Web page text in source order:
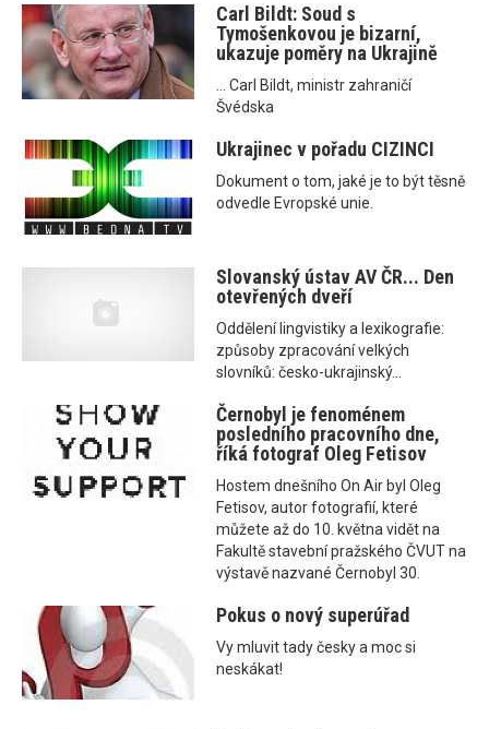
Carl Bildt: Soud s
Tymošenkovou je bizarní,
ukazuje poměry na Ukrajině
... Carl Bildt, ministr zahraničí
Švédska
Ukrajinec v pořadu CIZINCI
Dokument o tom, jaké je to být těsně
odvedle Evropské unie.
Slovanský ústav AV ČR... Den
otevřených dveří
Oddělení lingvistiky a lexikografie:
způsoby zpracování velkých
slovníků: česko-ukrajinský...
Černobyl je fenoménem
posledního pracovního dne,
říká fotograf Oleg Fetisov
Hostem dnešního On Air byl Oleg
Fetisov, autor fotografií, které
můžete až do 10. května vidět na
Fakultě stavební pražského ČVUT na
výstavě nazvané Černobyl 30.
Pokus o nový superúřad
Vy mluvit tady česky a moc si
neskákat!